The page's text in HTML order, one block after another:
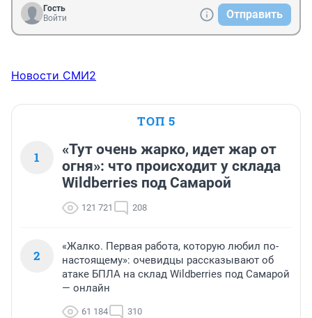
Гость
Войти
Отправить
Новости СМИ2
ТОП 5
1
«Тут очень жарко, идет жар от
огня»: что происходит у склада
Wildberries под Самарой
121 721 208
2
«Жалко. Первая работа, которую любил по-
настоящему»: очевидцы рассказывают об
атаке БПЛА на склад Wildberries под Самарой
— онлайн
61 184 310